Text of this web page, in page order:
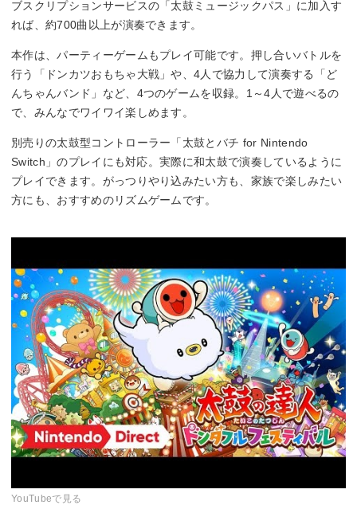
ブスクリプションサービスの「太鼓ミュージックパス」に加入す
れば、約700曲以上が演奏できます。
本作は、パーティーゲームもプレイ可能です。押し合いバトルを
行う「ドンカツおもちゃ大戦」や、4人で協力して演奏する「ど
んちゃんバンド」など、4つのゲームを収録。1～4人で遊べるの
で、みんなでワイワイ楽しめます。
別売りの太鼓型コントローラー「太鼓とバチ for Nintendo
Switch」のプレイにも対応。実際に和太鼓で演奏しているように
プレイできます。がっつりやり込みたい方も、家族で楽しみたい
方にも、おすすめのリズムゲームです。
YouTubeで見る